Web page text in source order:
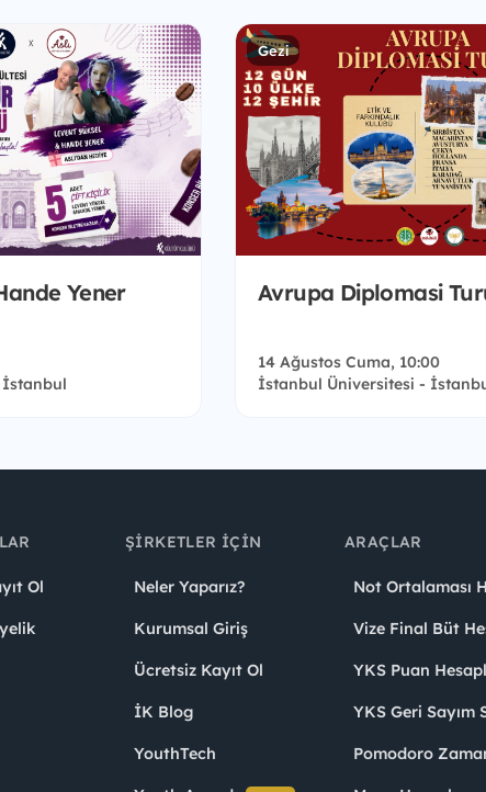
Yener
İstanbul
Gezi
Avrupa Diplomasi
14 Ağustos Cuma, 10:00
İstanbul Üniversitesi -
Ol
ŞIRKETLER İÇIN
Neler Yaparız?
Kurumsal Giriş
Ücretsiz Kayıt Ol
İK Blog
YouthTech
ARAÇLAR
Not Ortalaması
Vize Final Büt
YKS Puan
YKS Geri Sayım
Pomodoro